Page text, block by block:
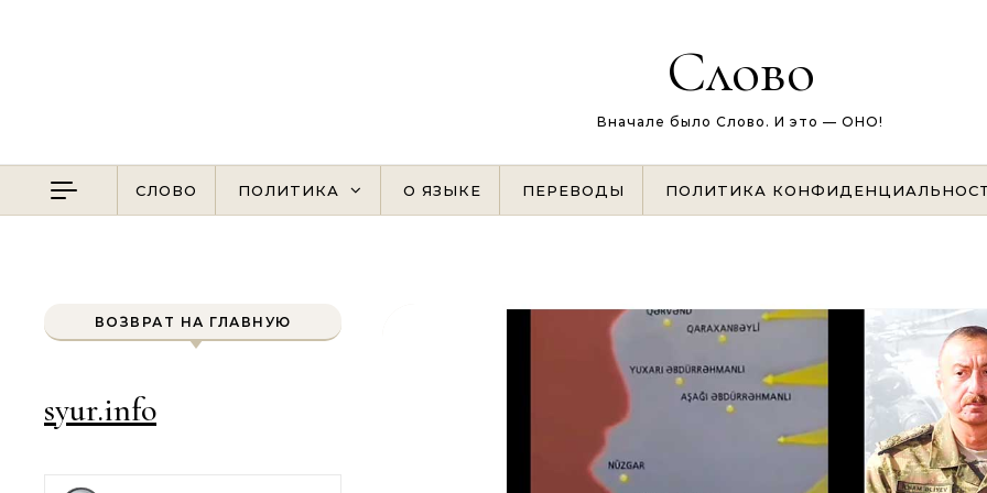
Слово
Вначале было Слово. И это — ОНО!
СЛОВО ПОЛИТИКА О ЯЗЫКЕ ПЕРЕВОДЫ ПОЛИТИКА
ВОЗВРАТ НА ГЛАВНУЮ
syur.info